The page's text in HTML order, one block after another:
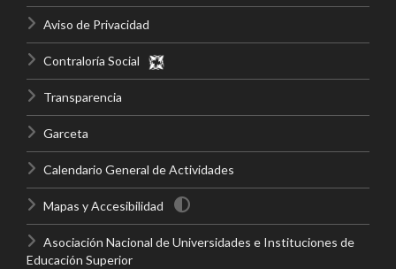
Aviso de Privacidad
Contraloría Social
Transparencia
Garceta
Calendario General de Actividades
Mapas y Accesibilidad
Asociación Nacional de Universidades e Instituciones de
Educación Superior